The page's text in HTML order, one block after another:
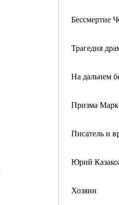
Бессмертие
Трагедия
На дальнем
Призма
Писатель и
Юрий
Хозяин